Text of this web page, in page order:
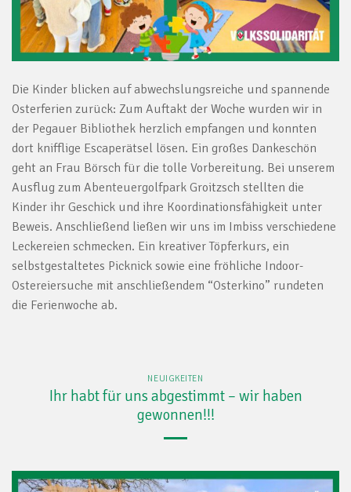
Die Kinder blicken auf abwechslungsreiche und spannende
Osterferien zurück: Zum Auftakt der Woche wurden wir in
der Pegauer Bibliothek herzlich empfangen und konnten
dort knifflige Escaperätsel lösen. Ein großes Dankeschön
geht an Frau Börsch für die tolle Vorbereitung. Bei unserem
Ausflug zum Abenteuergolfpark Groitzsch stellten die
Kinder ihr Geschick und ihre Koordinationsfähigkeit unter
Beweis. Anschließend ließen wir uns im Imbiss verschiedene
Leckereien schmecken. Ein kreativer Töpferkurs, ein
selbstgestaltetes Picknick sowie eine fröhliche Indoor-
Ostereiersuche mit anschließendem “Osterkino” rundeten
die Ferienwoche ab.
NEUIGKEITEN
Ihr habt für uns abgestimmt – wir haben
gewonnen!!!